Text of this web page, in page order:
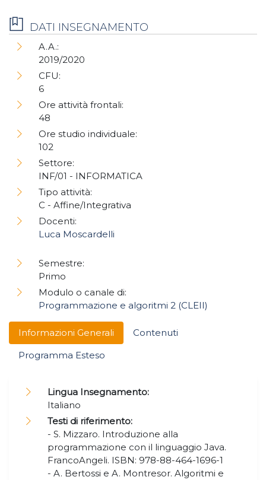
Informazioni Generali
Contenuti
Programma Esteso
Lingua Insegnamento:
Italiano
Testi di riferimento:
- S. Mizzaro. Introduzione alla
programmazione con il linguaggio Java.
FrancoAngeli. ISBN: 978-88-464-1696-1
- A. Bertossi e A. Montresor. Algoritmi e
DATI INSEGNAMENTO
A.A.:
2019/2020
CFU:
6
Ore attività frontali:
48
Ore studio individuale:
102
Settore:
INF/01 - INFORMATICA
Tipo attività:
C - Affine/Integrativa
Docenti:
Luca Moscardelli
Semestre:
Primo
Modulo o canale di:
Programmazione e algoritmi 2 (CLEII)